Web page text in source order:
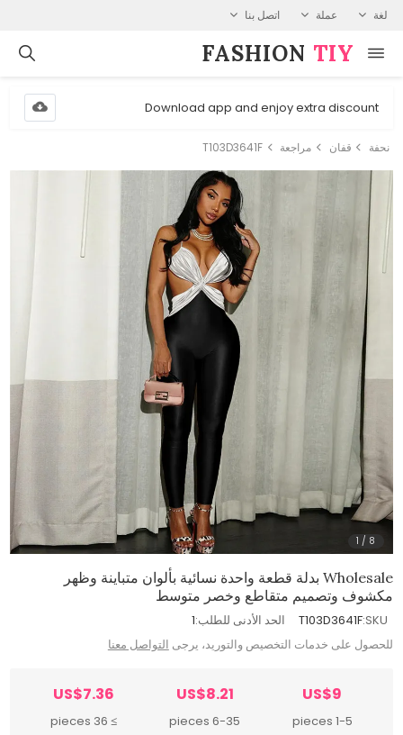
لغة عملة اتصل بنا
FASHION⁠ TIY
Download app and enjoy extra discount
نحفة قفان مراجعة T103D3641F
1 / 8
Wholesale بدلة قطعة واحدة نسائية بألوان متباينة وظهر
مكشوف وتصميم متقاطع وخصر متوسط
SKU:
T103D3641F الحد الأدنى للطلب:1
للحصول على خدمات التخصيص والتوريد، يرجى التواصل معنا
US$9
1-5 pieces
US$8.21
6-35 pieces
US$7.36
≥ 36 pieces